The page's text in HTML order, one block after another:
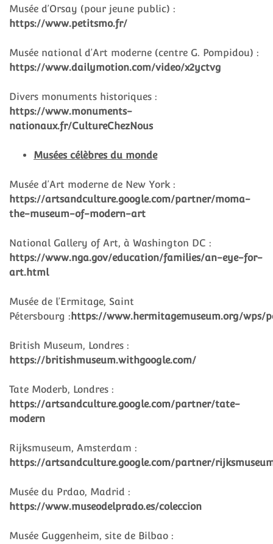
Musée d’Orsay (pour jeune public) :
https://www.petitsmo.fr/
Musée national d’Art moderne (centre G. Pompidou) :
https://www.dailymotion.com/video/x2yctvg
Divers monuments historiques :
https://www.monuments-
nationaux.fr/CultureChezNous
Musées célèbres du monde
Musée d’Art moderne de New York :
https://artsandculture.google.com/partner/moma-
the-museum-of-modern-art
National Gallery of Art, à Washington DC :
https://www.nga.gov/education/families/an-eye-for-
art.html
Musée de l’Ermitage, Saint
Pétersbourg : https://www.hermitagemuseum.org/
British Museum, Londres :
https://britishmuseum.withgoogle.com/
Tate Moderb, Londres :
https://artsandculture.google.com/partner/tate-
modern
Rijksmuseum, Amsterdam :
https://artsandculture.google.com/partner/
Musée du Prdao, Madrid :
https://www.museodelprado.es/coleccion
Musée Guggenheim, site de Bilbao :